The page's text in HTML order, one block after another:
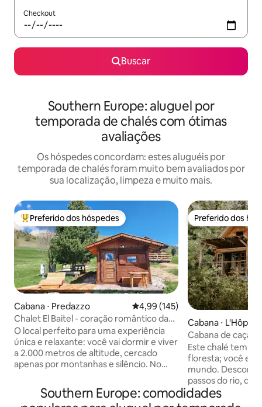
Checkout
Buscar
Southern Europe: aluguel por
temporada de chalés com ótimas
avaliações
Os hóspedes concordam: estes aluguéis por
temporada de chalés foram muito bem avaliados por
sua localização, limpeza e muito mais.
Entre os melhores preferidos dos hóspedes
Preferido dos hóspedes
Cabana ⋅ Predazzo 4,99 de uma avaliação média de
4,99 (145)
Chalet El Baitel - coração romântico da
Alpe Lusia
O local perfeito para uma experiência
única e relaxante: você vai dormir e viver
a 2.000 metros de altitude, cercado
apenas por montanhas e silêncio. No
(hidromassagem, sauna, kitchenette, TV
LCD) e do terraço poderá desfrutar da
Preferido dos
Preferido dos
Cabana ⋅
Cabana de
de-Béarn
Este chalé tem
floresta; você
mundo.
passos do rio,
durante sua
por um quarto
Southern Europe: comodidades